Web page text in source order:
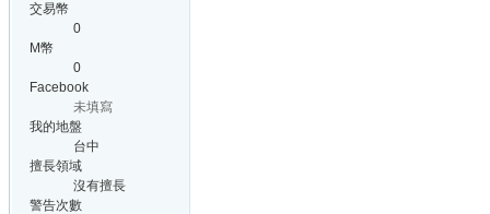
交易幣
0
M幣
0
Facebook
未填寫
我的地盤
台中
擅長領域
沒有擅長
警告次數